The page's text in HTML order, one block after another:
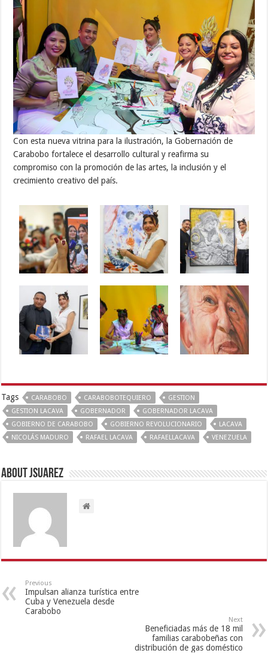
Con esta nueva vitrina para la ilustración, la Gobernación de
Carabobo fortalece el desarrollo cultural y reafirma su
compromiso con la promoción de las artes, la inclusión y el
crecimiento creativo del país.
Tags CARABOBO CARABOBOTEQUIERO
GESTION
GESTION LACAVA
GOBERNADOR
GOBERNADOR LACAVA
GOBIERNO DE CARABOBO
GOBIERNO REVOLUCIONARIO
LACAVA
NICOLÁS MADURO
RAFAEL LACAVA RAFAELLACAVA VENEZUELA
About Jsuarez
Previous
Impulsan alianza turística entre
Cuba y Venezuela desde
Carabobo
Next
Beneficiadas más de 18 mil
familias carabobeñas con
distribución de gas doméstico